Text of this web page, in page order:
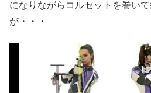
になりながらコルセットを巻い
が・・・